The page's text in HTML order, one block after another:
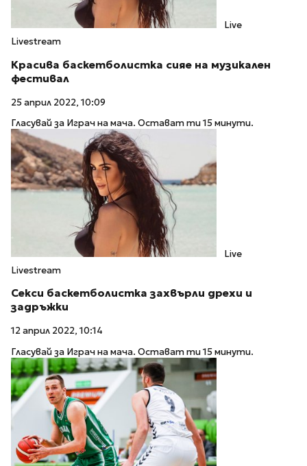
Live
Livestream
Красива баскетболистка сияе на музикален
фестивал
25 април 2022, 10:09
Гласувай за Играч на мача. Остават ти 15 минути.
Live
Livestream
Секси баскетболистка захвърли дрехи и
задръжки
12 април 2022, 10:14
Гласувай за Играч на мача. Остават ти 15 минути.